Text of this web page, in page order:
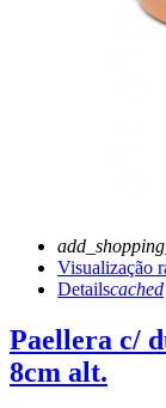
Visualização
Detailscached
Paellera c/
8cm alt.